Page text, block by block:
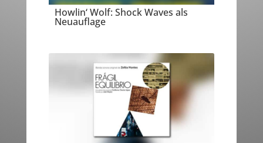
Howlin‘ Wolf: Shock Waves als
Neuauflage